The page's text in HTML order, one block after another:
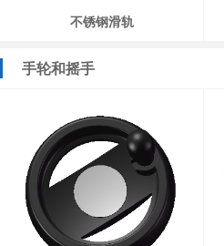
不锈钢滑轨
手轮和摇手